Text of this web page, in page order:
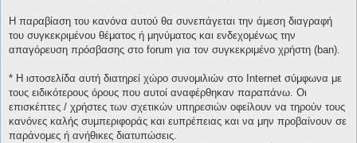
Η παραβίαση του κανόνα αυτού θα συνεπάγεται την άμεση διαγραφή
του συγκεκριμένου θέματος ή μηνύματος και ενδεχομένως την
απαγόρευση πρόσβασης στο forum για τον συγκεκριμένο χρήστη (ban).
* H ιστοσελίδα αυτή διατηρεί χώρο συνομιλιών στο Internet σύμφωνα με
τους ειδικότερους όρους που αυτοί αναφέρθηκαν παραπάνω. Οι
επισκέπτες / χρήστες των σχετικών υπηρεσιών οφείλουν να τηρούν τους
κανόνες καλής συμπεριφοράς και ευπρέπειας και να μην προβαίνουν σε
παράνομες ή ανήθικες διατυπώσεις.